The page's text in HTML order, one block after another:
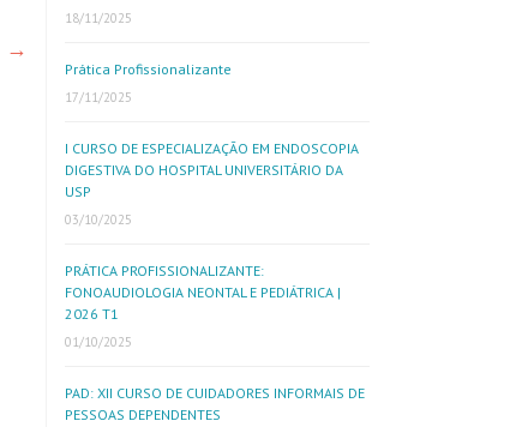
→
18/11/2025
Prática Profissionalizante
17/11/2025
I CURSO DE ESPECIALIZAÇÃO EM ENDOSCOPIA
DIGESTIVA DO HOSPITAL UNIVERSITÁRIO DA
USP
03/10/2025
PRÁTICA PROFISSIONALIZANTE:
FONOAUDIOLOGIA NEONTAL E PEDIÁTRICA |
2026 T1
01/10/2025
PAD: XII CURSO DE CUIDADORES INFORMAIS DE
PESSOAS DEPENDENTES